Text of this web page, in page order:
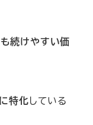
続けやすい価
特化している